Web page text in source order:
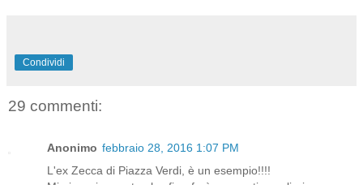
Condividi
29 commenti:
Anonimo febbraio 28, 2016 1:07 PM
L'ex Zecca di Piazza Verdi, è un esempio!!!!